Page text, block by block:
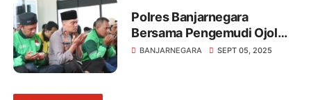
Polres Banjarnegara
Bersama Pengemudi Ojol
Gelar Doa Bersama
BANJARNEGARA SEPT 05, 2025